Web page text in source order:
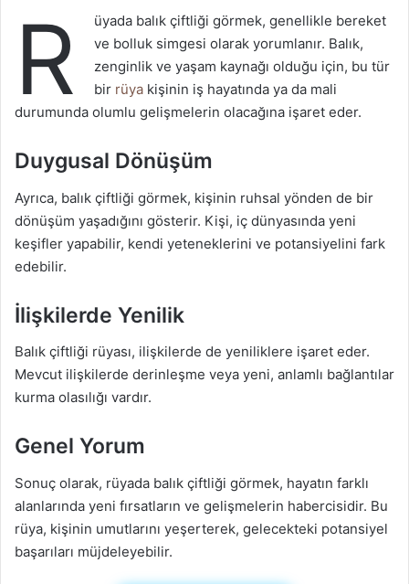
R
üyada balık çiftliği görmek, genellikle bereket
ve bolluk simgesi olarak yorumlanır. Balık,
zenginlik ve yaşam kaynağı olduğu için, bu tür
bir rüya kişinin iş hayatında ya da mali
durumunda olumlu gelişmelerin olacağına işaret eder.
Duygusal Dönüşüm
Ayrıca, balık çiftliği görmek, kişinin ruhsal yönden de bir
dönüşüm yaşadığını gösterir. Kişi, iç dünyasında yeni
keşifler yapabilir, kendi yeteneklerini ve potansiyelini fark
edebilir.
İlişkilerde Yenilik
Balık çiftliği rüyası, ilişkilerde de yeniliklere işaret eder.
Mevcut ilişkilerde derinleşme veya yeni, anlamlı bağlantılar
kurma olasılığı vardır.
Genel Yorum
Sonuç olarak, rüyada balık çiftliği görmek, hayatın farklı
alanlarında yeni fırsatların ve gelişmelerin habercisidir. Bu
rüya, kişinin umutlarını yeşerterek, gelecekteki potansiyel
başarıları müjdeleyebilir.